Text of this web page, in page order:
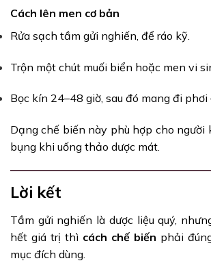
Cách lên men cơ bản
Rửa sạch tầm gửi nghiến, để ráo kỹ.
Trộn một chút muối biển hoặc men vi
Bọc kín 24–48 giờ, sau đó mang đi phơi
Dạng chế biến này phù hợp cho người
bụng khi uống thảo dược mát.
Lời kết
Tầm gửi nghiến là dược liệu quý,
hết giá trị thì cách chế biến phải
mục đích dùng.